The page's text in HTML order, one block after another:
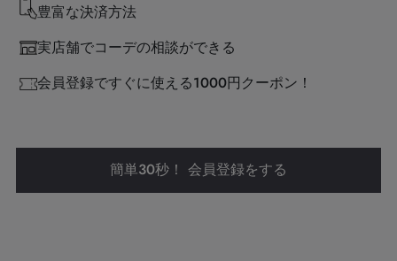
豊富な決済方法
実店舗でコーデの相談ができる
会員登録ですぐに使える1000円クーポン！
簡単30秒！ 会員登録をする